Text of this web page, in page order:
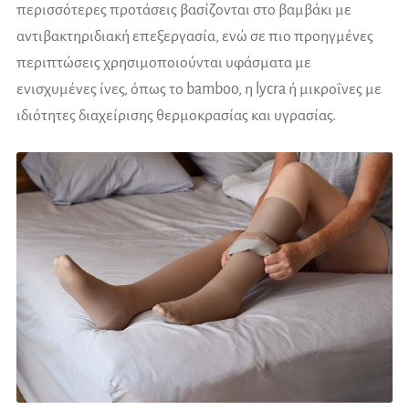
περισσότερες προτάσεις βασίζονται στο βαμβάκι με
αντιβακτηριδιακή επεξεργασία, ενώ σε πιο προηγμένες
περιπτώσεις χρησιμοποιούνται υφάσματα με
ενισχυμένες ίνες, όπως το bamboo, η lycra ή μικροΐνες με
ιδιότητες διαχείρισης θερμοκρασίας και υγρασίας.